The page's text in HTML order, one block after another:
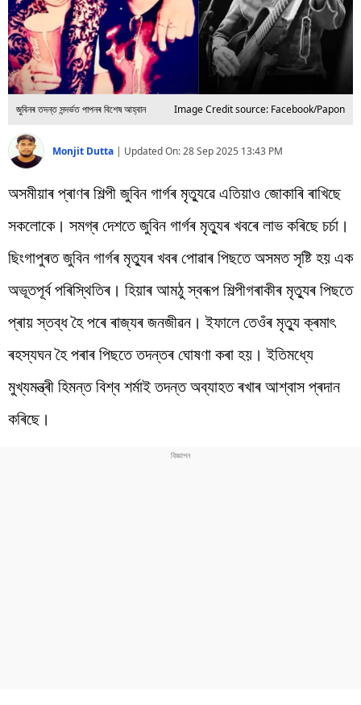
Videos
জুবিনৰ তদন্ত সন্দৰ্ভত পাপনৰ বিশেষ আহ্বান Image Credit source: Facebook/Papon
Monjit Dutta | Updated On:28 Sep 2025 13:43 PM
অসমীয়াৰ প্ৰাণৰ শিল্পী জুবিন গাৰ্গৰ মৃত্যুৱে এতিয়াও জোকাৰি ৰাখিছে
সকলোকে। সমগ্ৰ দেশতে জুবিন গাৰ্গৰ মৃত্যুৰ খবৰে লাভ কৰিছে চৰ্চা।
ছিংগাপুৰত জুবিন গাৰ্গৰ মৃত্যুৰ খবৰ পোৱাৰ পিছতে অসমত সৃষ্টি হয় এক
অভূতপূৰ্ব পৰিস্থিতিৰ। হিয়াৰ আমঠু স্বৰূপ শিল্পীগৰাকীৰ মৃত্যুৰ পিছতে
প্ৰায় স্তব্ধ হৈ পৰে ৰাজ্যৰ জনজীৱন। ইফালে তেওঁৰ মৃত্যু ক্ৰমাৎ
ৰহস্যঘন হৈ পৰাৰ পিছতে তদন্তৰ ঘোষণা কৰা হয়। ইতিমধ্যে
মুখ্যমন্ত্ৰী হিমন্ত বিশ্ব শৰ্মাই তদন্ত অব্যাহত ৰখাৰ আশ্বাস প্ৰদান
কৰিছে।